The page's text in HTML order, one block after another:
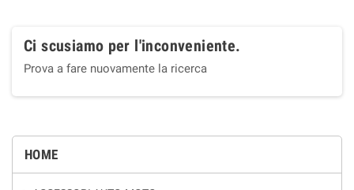
HOME
Ci scusiamo per l'inconveniente.
Prova a fare nuovamente la ricerca